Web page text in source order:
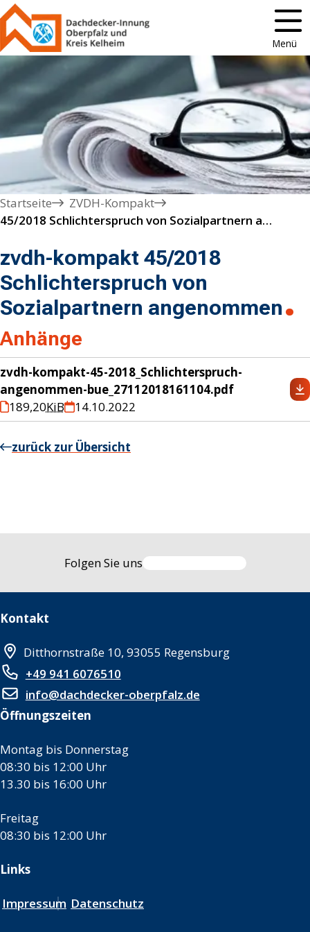
Menü
Startseite
ZVDH-Kompakt
45/2018 Schlichterspruch von Sozialpartnern angenommen
zvdh-kompakt 45/2018
Schlichterspruch von
Sozialpartnern angenommen
Anhänge
zvdh-kompakt-45-2018_Schlichterspruch-
angenommen-bue_27112018161104.pdf
189,20KiB 14.10.2022
zurück zur Übersicht
Folgen Sie uns
Kontakt
Ditthornstraße 10, 93055 Regensburg
+49 941 6076510
info@dachdecker-oberpfalz.de
Öffnungszeiten
Montag bis Donnerstag
08:30 bis 12:00 Uhr
13.30 bis 16:00 Uhr
Freitag
08:30 bis 12:00 Uhr
Links
Impressum Datenschutz